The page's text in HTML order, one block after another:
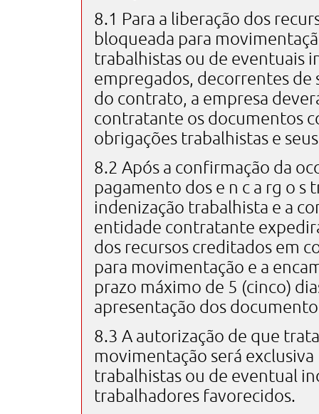
8.1 Para a liberação dos
bloqueada para
trabalhistas ou de eventuais
empregados, decorrentes de
do contrato, a empresa
contratante os documentos
obrigações trabalhistas e
8.2 Após a confirmação da
pagamento dos e n c a rg o s
indenização trabalhista e a
entidade contratante
dos recursos creditados em
para movimentação e a
prazo máximo de 5 (cinco)
apresentação dos
8.3 A autorização de que
movimentação será
trabalhistas ou de eventual
trabalhadores favorecidos.